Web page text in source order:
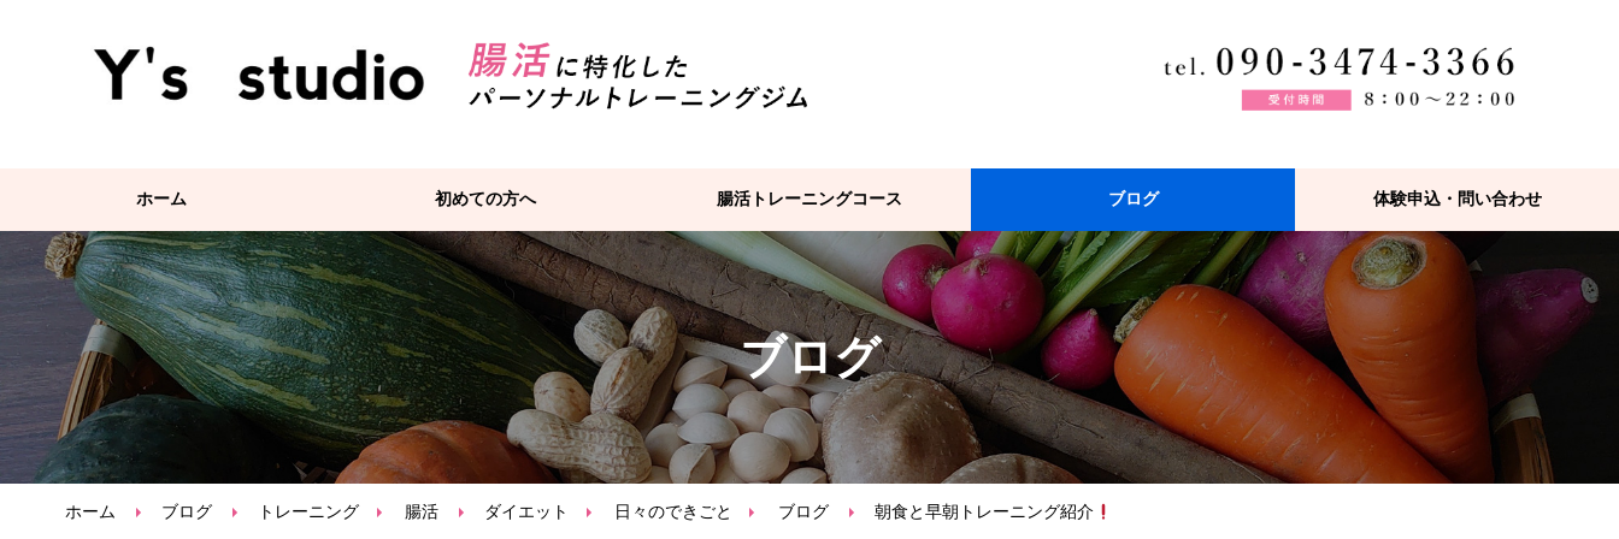
ホーム 初めての方へ 腸活トレーニングコース ブログ 体験申込・問い合わせ
ブログ
ホーム ブログ トレーニング 腸活 ダイエット 日々のできごと ブログ 朝食と早朝トレーニング紹介